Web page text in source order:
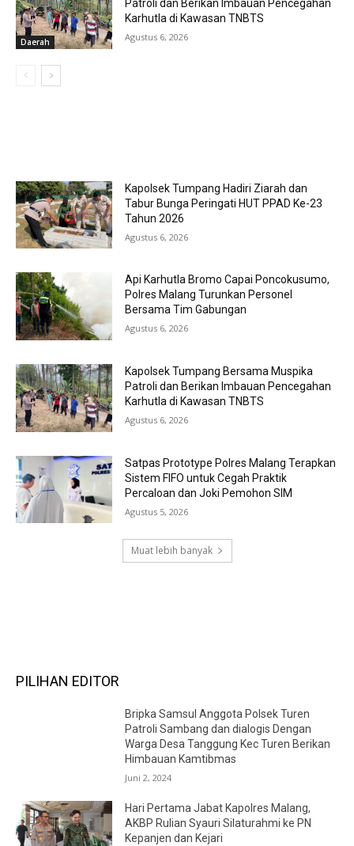
Daerah
Patroli dan Berikan Imbauan Pencegahan
Karhutla di Kawasan TNBTS
Agustus 6, 2026
Kapolsek Tumpang Hadiri Ziarah dan
Tabur Bunga Peringati HUT PPAD Ke-23
Tahun 2026
Agustus 6, 2026
Api Karhutla Bromo Capai Poncokusumo,
Polres Malang Turunkan Personel
Bersama Tim Gabungan
Agustus 6, 2026
Kapolsek Tumpang Bersama Muspika
Patroli dan Berikan Imbauan Pencegahan
Karhutla di Kawasan TNBTS
Agustus 6, 2026
Satpas Prototype Polres Malang Terapkan
Sistem FIFO untuk Cegah Praktik
Percaloan dan Joki Pemohon SIM
Agustus 5, 2026
Muat lebih banyak
PILIHAN EDITOR
Bripka Samsul Anggota Polsek Turen
Patroli Sambang dan dialogis Dengan
Warga Desa Tanggung Kec Turen Berikan
Himbauan Kamtibmas
Juni 2, 2024
Hari Pertama Jabat Kapolres Malang,
AKBP Rulian Syauri Silaturahmi ke PN
Kepanjen dan Kejari